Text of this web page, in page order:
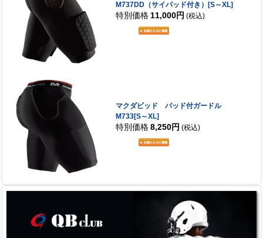
M737DD（サイパッド付き）[S～XL]
特別価格 11,000円 (税込)
マクダビッド パッド付ガードル
M733[S～XL]
特別価格 8,250円 (税込)